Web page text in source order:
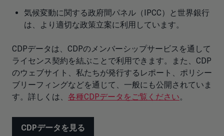
気候変動に関する政府間パネル（IPCC）と世界銀行
は、より適切な政策立案に利用しています。
CDPデータは、CDPのメンバーシップサービスを通して
ライセンス契約を結ぶことで利用できます。また、CDP
のウェブサイト、私たちが発行するレポート、ポリシー
ブリーフィングなどを通じて、一般にも公開されていま
す。詳しくは、 各種CDPデータをご覧ください。
CDPデータを見る